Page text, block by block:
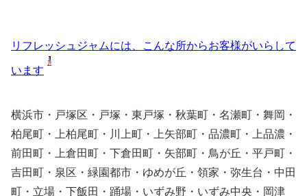
リフレッシュジャムには、こんな所からお客様がいらして
います
横浜市・戸塚区・戸塚・東戸塚・秋葉町・名瀬町・舞岡・
柏尾町・上柏尾町・川上町・上矢部町・品濃町・上品濃・
前田町・上倉田町・下倉田町・矢部町・鳥が丘・平戸町・
吉田町・泉区・緑園都市・ゆめが丘・領家・弥生台・中田
町・立場・下飯田・踊場・いずみ野・いずみ中央・岡津